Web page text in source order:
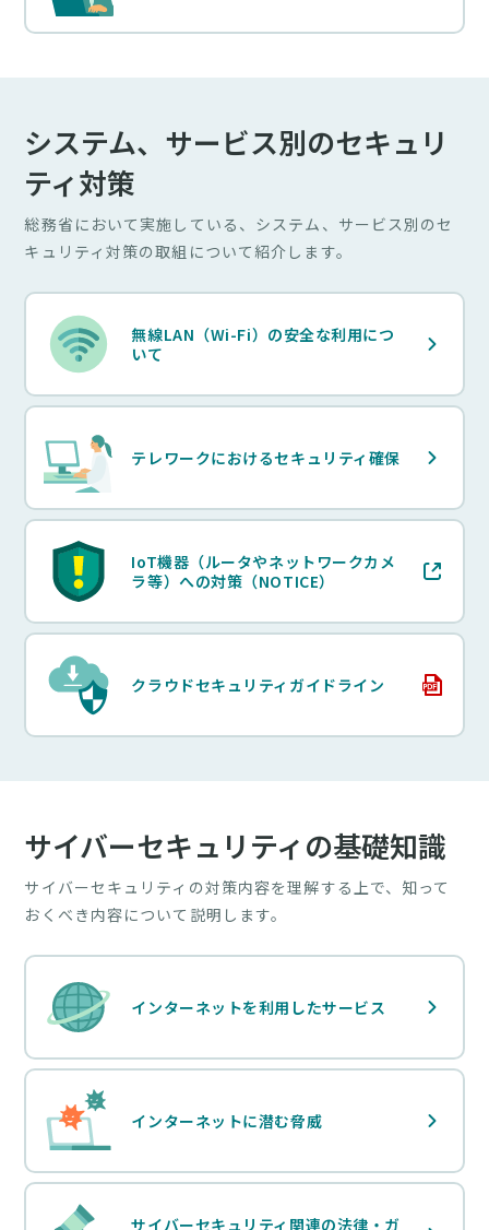
システム、サービス別のセキュリ
ティ対策
総務省において実施している、システム、サービス別のセ
キュリティ対策の取組について紹介します。
無線LAN（Wi-Fi）の安全な利用につ
いて
テレワークにおけるセキュリティ確保
IoT機器（ルータやネットワークカメ
ラ等）への対策（NOTICE）
（別タブで開く）
クラウドセキュリティガイドライン
（PDF）
サイバーセキュリティの基礎知識
サイバーセキュリティの対策内容を理解する上で、知って
おくべき内容について説明します。
インターネットを利用したサービス
インターネットに潜む脅威
サイバーセキュリティ関連の法律・ガ